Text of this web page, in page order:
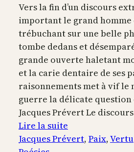
Vers la fin d’un discours
important le grand homme
trébuchant sur une belle
tombe dedans et
grande ouverte haletant
et la carie dentaire de ses
raisonnements met à vif le
guerre la délicate question
Jacques Prévert Le
Lire la suite
Le
Jacques Prévert, Paix, Vertu